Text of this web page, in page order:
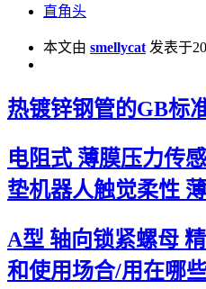
直角头
本文由 smellycat 发表于
热镀锌钢管的GB标
电阻式 薄膜压力传
垫机器人触觉柔性
A型 轴向锁紧螺母
和使用场合/用在哪